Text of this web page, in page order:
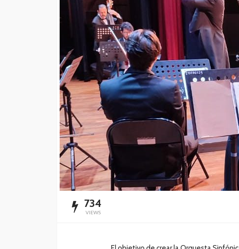
734
VIEWS
CANCÚN DESTACADAS
Promueven la lactancia
materna con
apoyo a madres
Redacción 22 horas ago